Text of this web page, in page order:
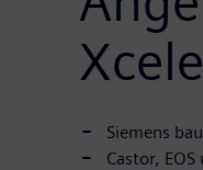
Siemens
Castor,